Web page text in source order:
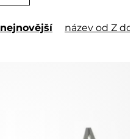
nejnovější název od Z do